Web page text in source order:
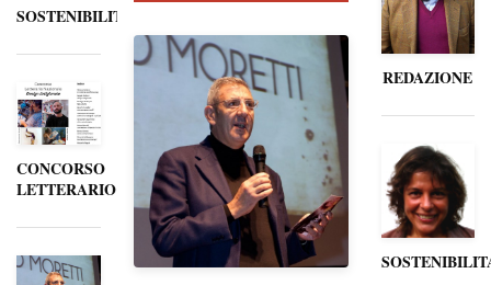
SOSTENIBILITÀ
CONCORSO
LETTERARIO
REDAZIONE